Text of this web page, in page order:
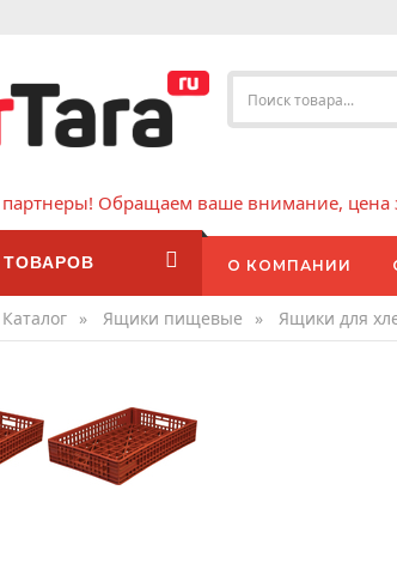
Обращаем ваше внимание, цена
ТОВАРОВ О КОМПАНИИ
Каталог » Ящики пищевые » Ящики для